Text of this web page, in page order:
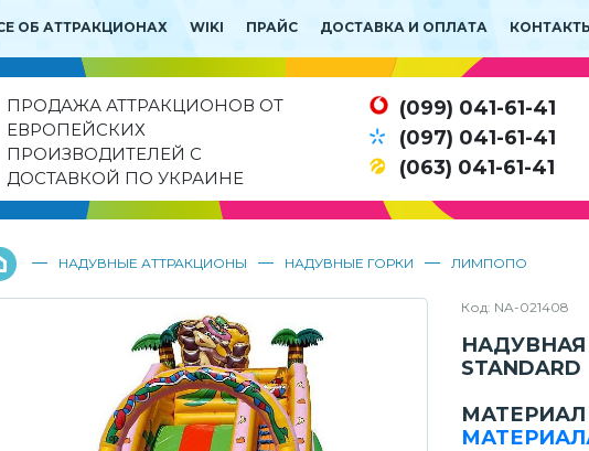
ОБ АТТРАКЦИОНАХ WIKI ПРАЙС ДОСТАВКА И ОПЛАТА
ПРОДАЖА АТТРАКЦИОНОВ ОТ
ЕВРОПЕЙСКИХ
ПРОИЗВОДИТЕЛЕЙ С
ДОСТАВКОЙ ПО УКРАИНЕ
(099) 041-61-41
(097) 041-61-41
(063) 041-61-41
— НАДУВНЫЕ АТТРАКЦИОНЫ — НАДУВНЫЕ ГОРКИ — ЛИМПОПО
Код: NA-021408
STANDARD
МАТЕРИАЛ